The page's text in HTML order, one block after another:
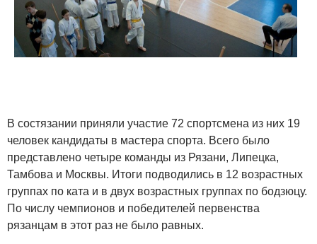
В состязании приняли участие 72 спортсмена из них 19
человек кандидаты в мастера спорта. Всего было
представлено четыре команды из Рязани, Липецка,
Тамбова и Москвы. Итоги подводились в 12 возрастных
группах по ката и в двух возрастных группах по бодзюцу.
По числу чемпионов и победителей первенства
рязанцам в этот раз не было равных.